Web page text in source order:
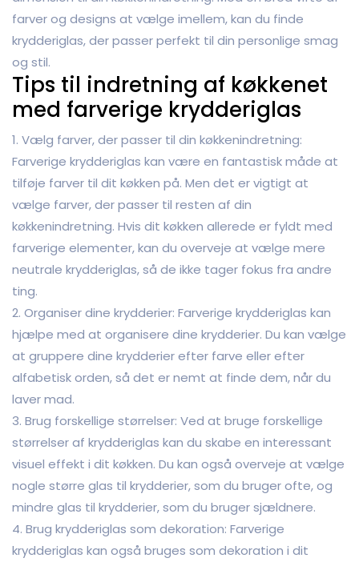
farver og designs at vælge imellem, kan du finde
krydderiglas, der passer perfekt til din personlige smag
og stil.
Tips til indretning af køkkenet
med farverige krydderiglas
1. Vælg farver, der passer til din køkkenindretning:
Farverige krydderiglas kan være en fantastisk måde at
tilføje farver til dit køkken på. Men det er vigtigt at
vælge farver, der passer til resten af din
køkkenindretning. Hvis dit køkken allerede er fyldt med
farverige elementer, kan du overveje at vælge mere
neutrale krydderiglas, så de ikke tager fokus fra andre
ting.
2. Organiser dine krydderier: Farverige krydderiglas kan
hjælpe med at organisere dine krydderier. Du kan vælge
at gruppere dine krydderier efter farve eller efter
alfabetisk orden, så det er nemt at finde dem, når du
laver mad.
3. Brug forskellige størrelser: Ved at bruge forskellige
størrelser af krydderiglas kan du skabe en interessant
visuel effekt i dit køkken. Du kan også overveje at vælge
nogle større glas til krydderier, som du bruger ofte, og
mindre glas til krydderier, som du bruger sjældnere.
4. Brug krydderiglas som dekoration: Farverige
krydderiglas kan også bruges som dekoration i dit